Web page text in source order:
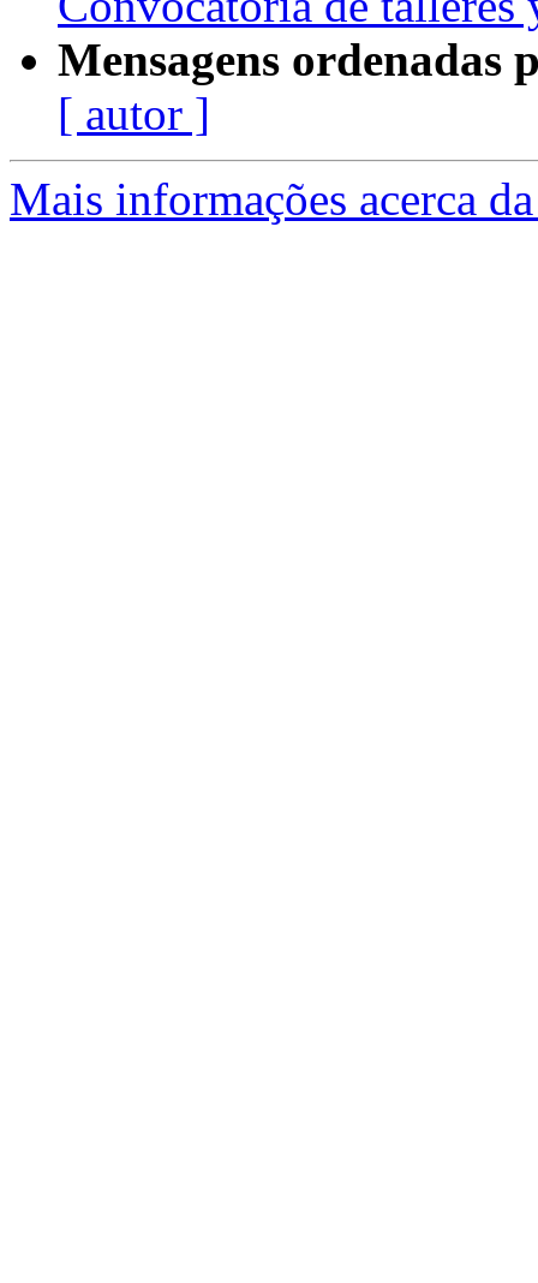
Mensagens ordenadas
[ autor ]
Mais informações acerca